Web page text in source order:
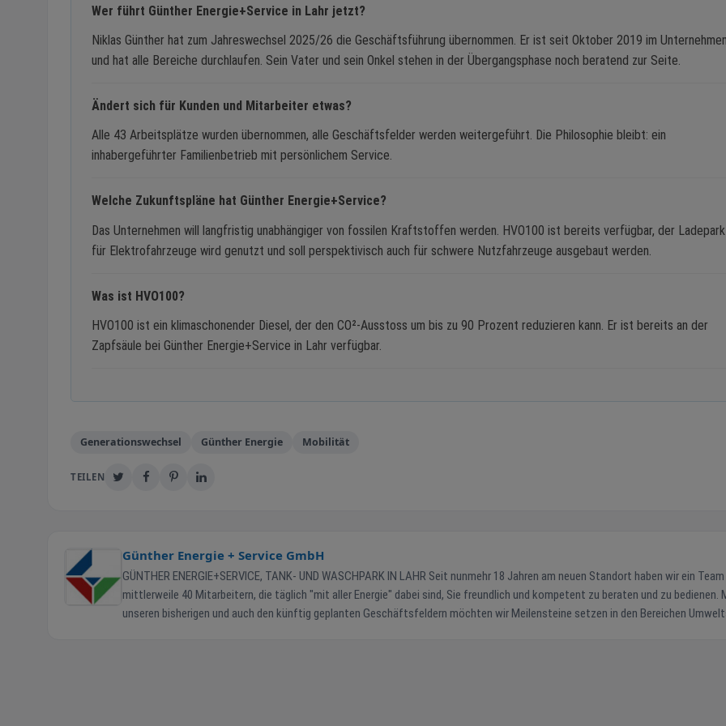
Wer führt Günther Energie+Service in Lahr jetzt?
Niklas Günther hat zum Jahreswechsel 2025/26 die Geschäftsführung übernommen. Er ist seit Oktober 2019 im
und hat alle Bereiche durchlaufen. Sein Vater und sein Onkel stehen in der Übergangsphase noch beratend zur Seite.
Ändert sich für Kunden und Mitarbeiter etwas?
Alle 43 Arbeitsplätze wurden übernommen, alle Geschäftsfelder werden weitergeführt. Die Philosophie bleibt: ein
inhabergeführter Familienbetrieb mit persönlichem Service.
Welche Zukunftspläne hat Günther Energie+Service?
Das Unternehmen will langfristig unabhängiger von fossilen Kraftstoffen werden. HVO100 ist bereits verfügbar, der Ladepark
für Elektrofahrzeuge wird genutzt und soll perspektivisch auch für schwere Nutzfahrzeuge ausgebaut werden.
Was ist HVO100?
HVO100 ist ein klimaschonender Diesel, der den CO²-Ausstoss um bis zu 90 Prozent reduzieren kann. Er ist bereits an der
Zapfsäule bei Günther Energie+Service in Lahr verfügbar.
Generationswechsel Günther Energie Mobilität
TEILEN
Günther Energie + Service GmbH
GÜNTHER ENERGIE+SERVICE, TANK- UND WASCHPARK IN LAHR Seit nunmehr 18 Jahren am neuen Standort haben wir ein Team von
mittlerweile 40 Mitarbeitern, die täglich "mit aller Energie" dabei sind, Sie freundlich und kompetent zu beraten und zu bedienen.
unseren bisherigen und auch den künftig geplanten Geschäftsfeldern möchten wir Meilensteine setzen in den Bereichen